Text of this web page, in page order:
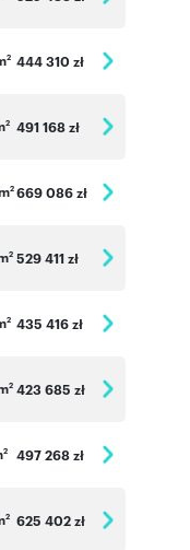
2 444 310 zł
2 491 168 zł
2 669 086 zł
2 529 411 zł
2 435 416 zł
2 423 685 zł
2 497 268 zł
2 625 402 zł